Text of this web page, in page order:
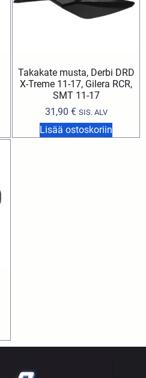
Takakate musta, Derbi DRD
X-Treme 11-17, Gilera RCR,
SMT 11-17
31,90 € SIS. ALV
Lisää ostoskoriin